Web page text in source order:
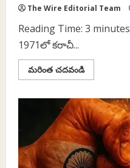
The Wire Editorial Team
Reading Time: 3 minutes
1971లో కరాచీ...
మరింత చదవండిRead
more
సింధూర్‌
నామకరణం
వెనక
ఉన్న
మర్మం
ఏమిటి?